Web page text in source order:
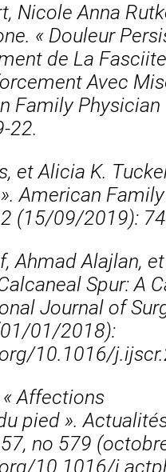
Nicole Anna
« Douleur
de La
Avec
Family Physician
et Alicia K.
American Family
(15/09/2019):
Ahmad Alajlan,
Spur: A
Journal of
01/2018):
10.1016/
Affections
pied ».
no 579
10.1016/